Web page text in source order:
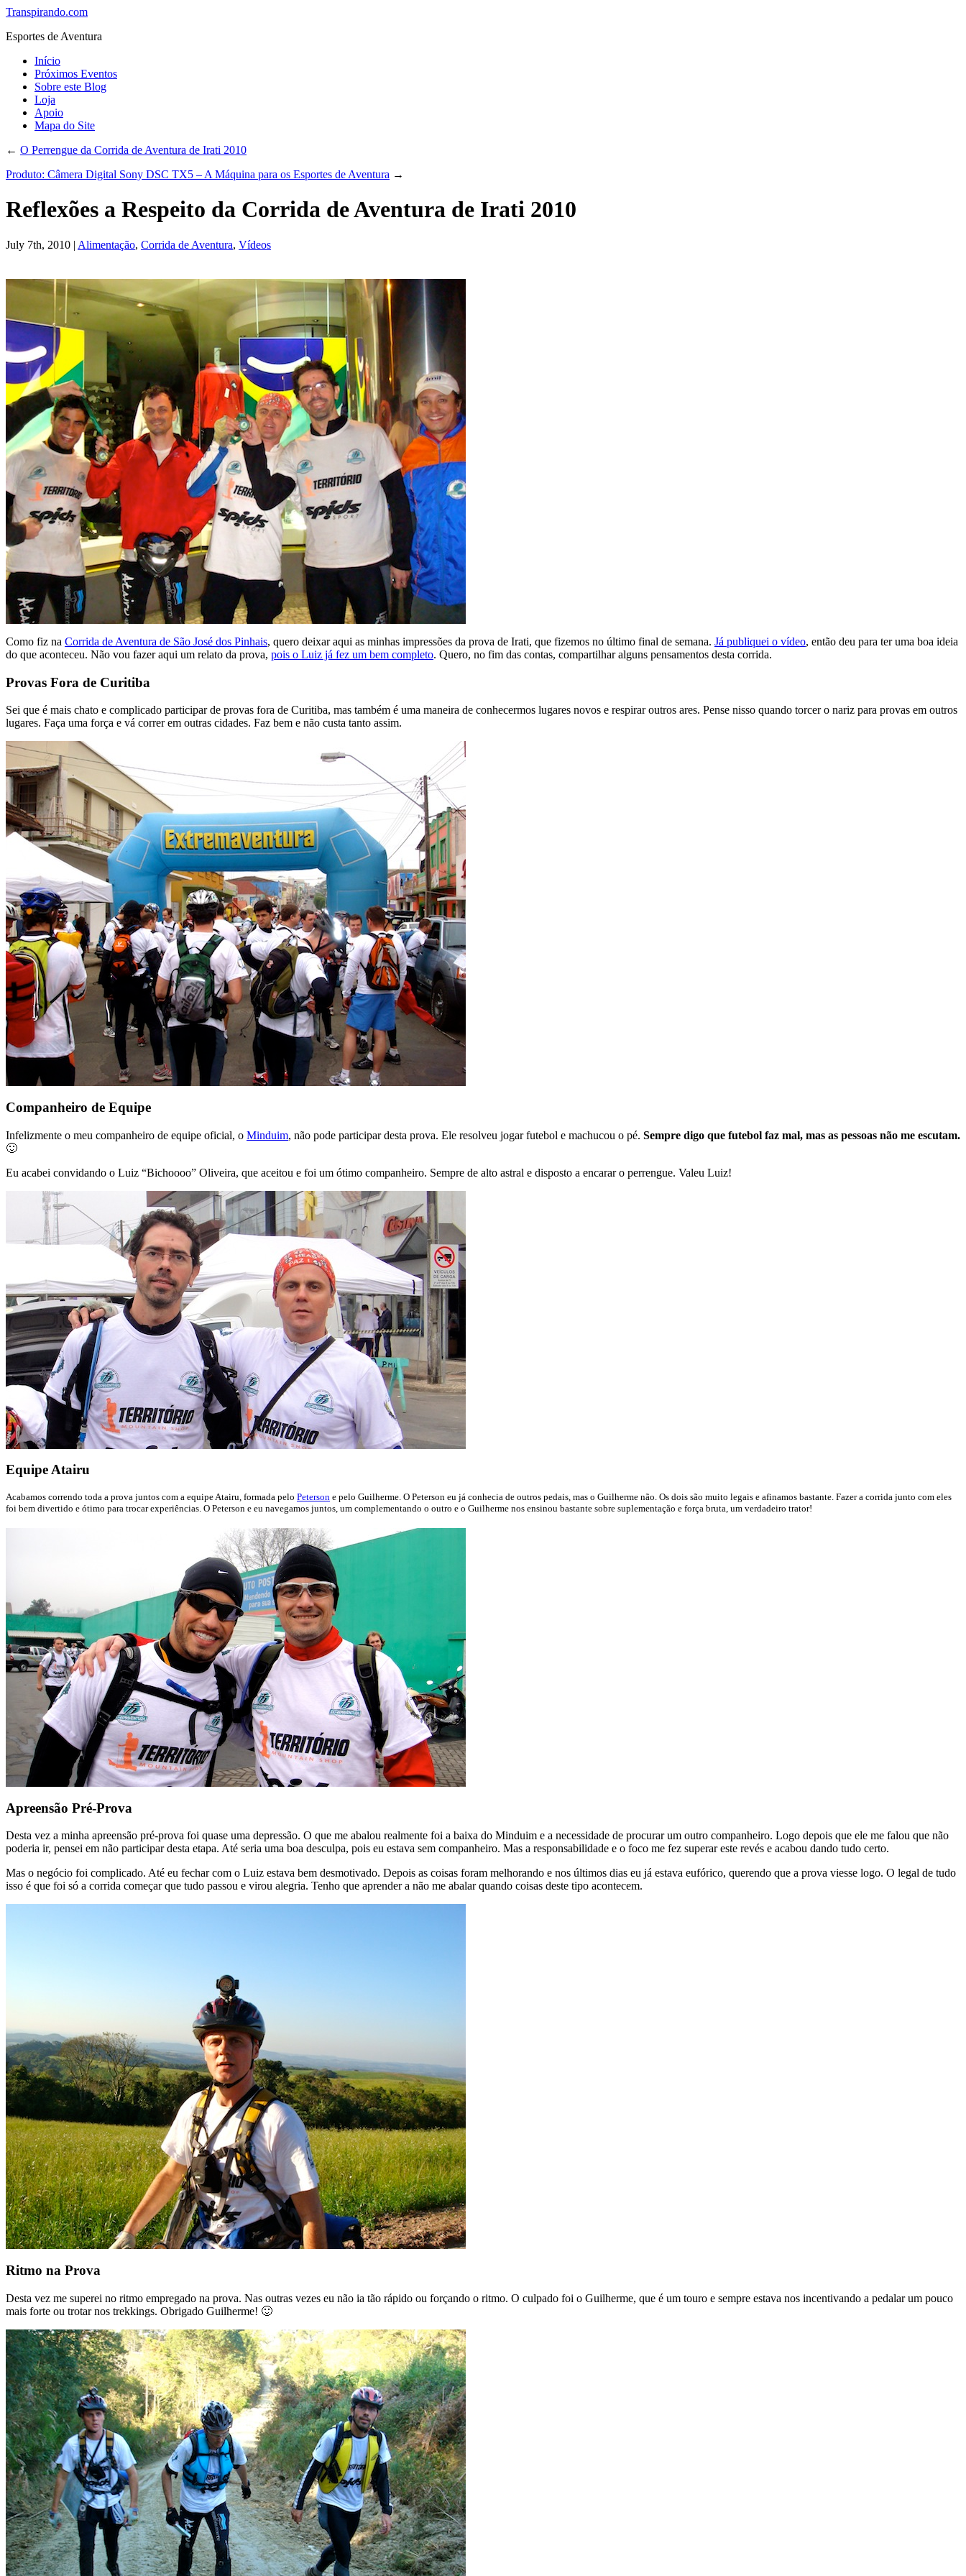
Transpirando.com
Esportes de Aventura
Início
Próximos Eventos
Sobre este Blog
Loja
Apoio
Mapa do Site
← O Perrengue da Corrida de Aventura de Irati 2010
Produto: Câmera Digital Sony DSC TX5 – A Máquina para os Esportes de Aventura →
Reflexões a Respeito da Corrida de Aventura de Irati 2010
July 7th, 2010 | Alimentação, Corrida de Aventura, Vídeos
Como fiz na Corrida de Aventura de São José dos Pinhais, quero deixar aqui as minhas impressões da prova de Irati, que fizemos no último final de semana. Já publiquei o vídeo, então deu para ter uma boa ideia
do que aconteceu. Não vou fazer aqui um relato da prova, pois o Luiz já fez um bem completo. Quero, no fim das contas, compartilhar alguns pensamentos desta corrida.
Provas Fora de Curitiba
Sei que é mais chato e complicado participar de provas fora de Curitiba, mas também é uma maneira de conhecermos lugares novos e respirar outros ares. Pense nisso quando torcer o nariz para provas em outros
lugares. Faça uma força e vá correr em outras cidades. Faz bem e não custa tanto assim.
Companheiro de Equipe
Infelizmente o meu companheiro de equipe oficial, o Minduim, não pode participar desta prova. Ele resolveu jogar futebol e machucou o pé. Sempre digo que futebol faz mal, mas as pessoas não me escutam.
🙂
Eu acabei convidando o Luiz “Bichoooo” Oliveira, que aceitou e foi um ótimo companheiro. Sempre de alto astral e disposto a encarar o perrengue. Valeu Luiz!
Equipe Atairu
Acabamos correndo toda a prova juntos com a equipe Atairu, formada pelo Peterson e pelo Guilherme. O Peterson eu já conhecia de outros pedais, mas o Guilherme não. Os dois são muito legais e afinamos bastante. Fazer a corrida junto com eles
foi bem divertido e ótimo para trocar experiências. O Peterson e eu navegamos juntos, um complementando o outro e o Guilherme nos ensinou bastante sobre suplementação e força bruta, um verdadeiro trator!
Apreensão Pré-Prova
Desta vez a minha apreensão pré-prova foi quase uma depressão. O que me abalou realmente foi a baixa do Minduim e a necessidade de procurar um outro companheiro. Logo depois que ele me falou que não
poderia ir, pensei em não participar desta etapa. Até seria uma boa desculpa, pois eu estava sem companheiro. Mas a responsabilidade e o foco me fez superar este revés e acabou dando tudo certo.
Mas o negócio foi complicado. Até eu fechar com o Luiz estava bem desmotivado. Depois as coisas foram melhorando e nos últimos dias eu já estava eufórico, querendo que a prova viesse logo. O legal de tudo
isso é que foi só a corrida começar que tudo passou e virou alegria. Tenho que aprender a não me abalar quando coisas deste tipo acontecem.
Ritmo na Prova
Desta vez me superei no ritmo empregado na prova. Nas outras vezes eu não ia tão rápido ou forçando o ritmo. O culpado foi o Guilherme, que é um touro e sempre estava nos incentivando a pedalar um pouco
mais forte ou trotar nos trekkings. Obrigado Guilherme! 🙂